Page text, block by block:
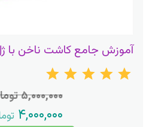
آموزش جامع کاشت ناخن با
۵,۰۰۰,۰۰۰ تومان
۴,۰۰۰,۰۰۰